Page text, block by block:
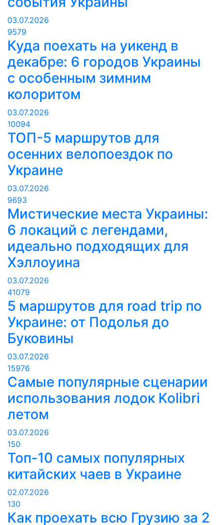
03.07.2026
9579
Куда поехать на уикенд в
декабре: 6 городов Украины
с особенным зимним
колоритом
03.07.2026
10094
ТОП-5 маршрутов для
осенних велопоездок по
Украине
03.07.2026
9693
Мистические места Украины:
6 локаций с легендами,
идеально подходящих для
Хэллоуина
03.07.2026
41079
5 маршрутов для road trip по
Украине: от Подолья до
Буковины
03.07.2026
15976
Самые популярные сценарии
использования лодок Kolibri
летом
03.07.2026
150
Топ-10 самых популярных
китайских чаев в Украине
02.07.2026
130
Как проехать всю Грузию за 2